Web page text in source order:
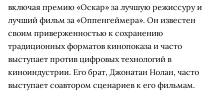
включая премию «Оскар» за лучшую режиссуру и
лучший фильм за «Оппенгеймера». Он известен
своим приверженностью к сохранению
традиционных форматов кинопоказа и часто
выступает против цифровых технологий в
киноиндустрии. Его брат, Джонатан Нолан, часто
выступает соавтором сценариев к его фильмам.